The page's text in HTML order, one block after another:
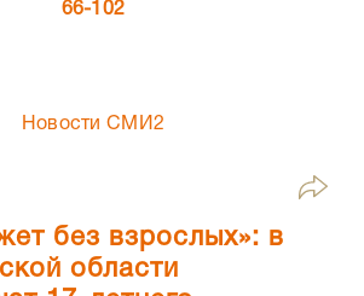
66-102
Новости СМИ2
без взрослых»: в
области